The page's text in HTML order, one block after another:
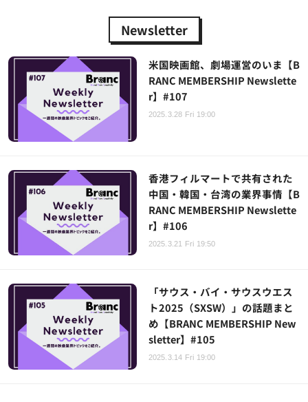
Newsletter
米国映画館、劇場運営のいま【B
RANC MEMBERSHIP Newslette
r】#107
2025.3.28 Fri 19:00
香港フィルマートで共有された
中国・韓国・台湾の業界事情【B
RANC MEMBERSHIP Newslette
r】#106
2025.3.21 Fri 19:50
「サウス・バイ・サウスウエス
ト2025（SXSW）」の話題まと
め【BRANC MEMBERSHIP New
sletter】#105
2025.3.14 Fri 19:00